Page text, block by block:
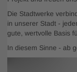
Die Stadtwerke
in unserer Stadt -
gute, wertvolle Basis
In diesem Sinne - ab